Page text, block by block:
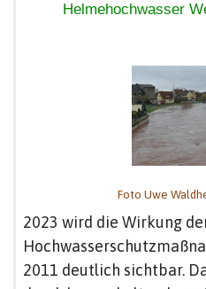
Helmehochwasser
Foto Uwe
2023 wird die Wirkung
2011 deutlich sichtbar.